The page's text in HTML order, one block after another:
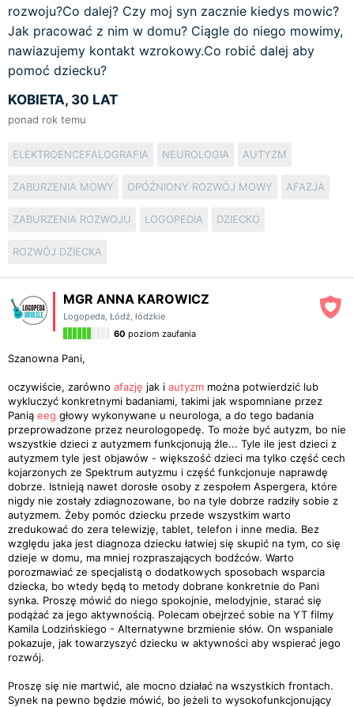
rozwoju?Co dalej? Czy moj syn zacznie kiedys mowic?
Jak pracować z nim w domu? Ciągle do niego mowimy,
nawiazujemy kontakt wzrokowy.Co robić dalej aby
pomoć dziecku?
KOBIETA, 30 LAT
ponad rok temu
ELEKTROENCEFALOGRAFIA NEUROLOGIA AUTYZM
ZABURZENIA MOWY OPÓŹNIONY ROZWÓJ MOWY AFAZJA
ZABURZENIA ROZWOJU LOGOPEDIA DZIECKO
ROZWÓJ DZIECKA
MGR ANNA KAROWICZ
Logopeda, Łódź, łódzkie
60 poziom zaufania
Szanowna Pani,
oczywiście, zarówno afazję jak i autyzm można potwierdzić lub
wykluczyć konkretnymi badaniami, takimi jak wspomniane przez
Panią eeg głowy wykonywane u neurologa, a do tego badania
przeprowadzone przez neurologopedę. To może być autyzm, bo nie
wszystkie dzieci z autyzmem funkcjonują źle... Tyle ile jest dzieci z
autyzmem tyle jest objawów - większość dzieci ma tylko część cech
kojarzonych ze Spektrum autyzmu i część funkcjonuje naprawdę
dobrze. Istnieją nawet dorosłe osoby z zespołem Aspergera, które
nigdy nie zostały zdiagnozowane, bo na tyle dobrze radziły sobie z
autyzmem. Żeby pomóc dziecku przede wszystkim warto
zredukować do zera telewizję, tablet, telefon i inne media. Bez
względu jaka jest diagnoza dziecku łatwiej się skupić na tym, co się
dzieje w domu, ma mniej rozpraszających bodźców. Warto
porozmawiać ze specjalistą o dodatkowych sposobach wsparcia
dziecka, bo wtedy będą to metody dobrane konkretnie do Pani
synka. Proszę mówić do niego spokojnie, melodyjnie, starać się
podążać za jego aktywnością. Polecam obejrzeć sobie na YT filmy
Kamila Lodzińskiego - Alternatywne brzmienie słów. On wspaniale
pokazuje, jak towarzyszyć dziecku w aktywności aby wspierać jego
rozwój.
Proszę się nie martwić, ale mocno działać na wszystkich frontach.
Synek na pewno będzie mówić, bo jeżeli to wysokofunkcjonujący